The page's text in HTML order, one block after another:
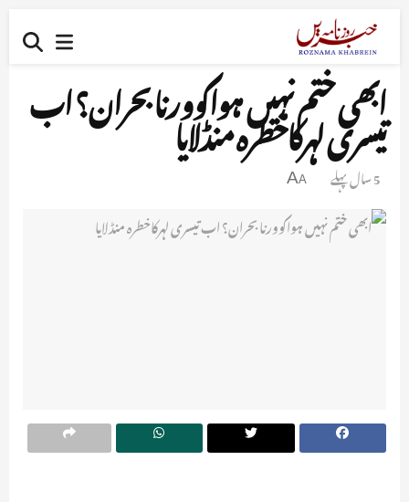
ابھی ختم نہیں ہواکوورنا بحران؟ اب
تیسری لہرکاخطرہ منڈلایا
5 سال پہلے A
A